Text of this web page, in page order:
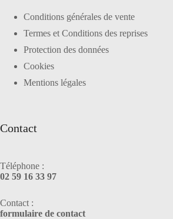
Conditions générales de vente
Termes et Conditions des reprises
Protection des données
Cookies
Mentions légales
Contact
Téléphone :
02 59 16 33 97
Contact :
formulaire de contact